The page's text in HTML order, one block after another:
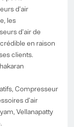
d'air
les
d'air de
en raison
clients.
Compresseur
d'air
Vellanapatty